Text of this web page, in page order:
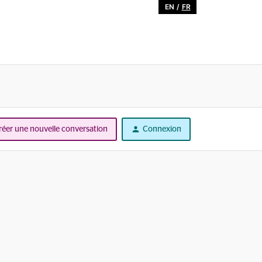
EN / FR
une nouvelle conversation Connexion